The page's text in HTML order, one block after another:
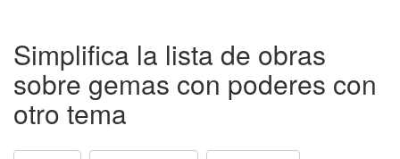
Simplifica la lista de obras
sobre gemas con poderes con
otro tema